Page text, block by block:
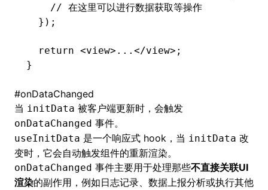
    // 在这里可以进行数据获取等操作
  });
  return
<view>...</view>;
}
#onDataChanged
当 initData 被客户端更新时，会触发
onDataChanged 事件。
useInitData 是一个响应式 hook，当 initData 改
变时，它会自动触发组件的重新渲染。
onDataChanged 事件主要用于处理那些不直接关联UI
渲染的副作用，例如日志记录、数据上报分析或执行其他